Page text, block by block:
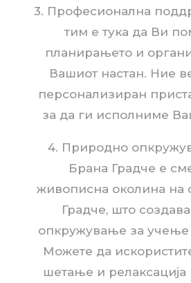
3. Професионална
тим е тука да Ви
планирањето и
Вашиот настан. Ние
персонализиран
за да ги исполниме
4. Природно
Брана Градче е
живописна околина на
Градче, што
опкружување за учење
Можете да
шетање и